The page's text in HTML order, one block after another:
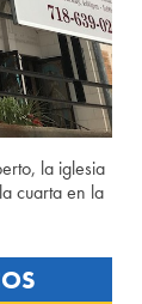
la iglesia
cuarta en la